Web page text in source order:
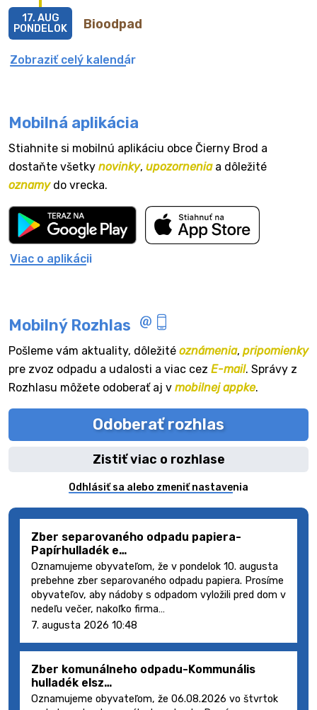
Bioodpad
17. AUG
PONDELOK
Zobraziť celý kalendár
Mobilná aplikácia
Stiahnite si mobilnú aplikáciu obce Čierny Brod a
dostaňte všetky novinky, upozorneniaa dôležité
oznamydo vrecka.
Viac o aplikácii
Mobilný Rozhlas
Pošleme vám aktuality, dôležité oznámenia, pripomienky
pre zvoz odpadu a udalosti a viac cez E-mail. Správy z
Rozhlasu môžete odoberať aj v mobilnej appke.
Odoberať rozhlas
Zistiť viac o rozhlase
Odhlásiť sa alebo zmeniť nastavenia
Zber separovaného odpadu papiera-
Papírhulladék e…
Oznamujeme obyvateľom, že v pondelok 10. augusta
prebehne zber separovaného odpadu papiera. Prosíme
obyvateľov, aby nádoby s odpadom vyložili pred dom v
nedeľu večer, nakoľko firma…
7. augusta 2026 10:48
Zber komunálneho odpadu-Kommunális
hulladék elsz…
Oznamujeme obyvateľom, že 06.08.2026 vo štvrtok